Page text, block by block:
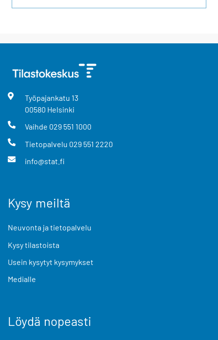
Työpajankatu 13
00580 Helsinki
Vaihde 029 551 1000
Tietopalvelu 029 551 2220
info@stat.fi
Kysy meiltä
Neuvonta ja tietopalvelu
Kysy tilastoista
Usein kysytyt kysymykset
Medialle
Löydä nopeasti